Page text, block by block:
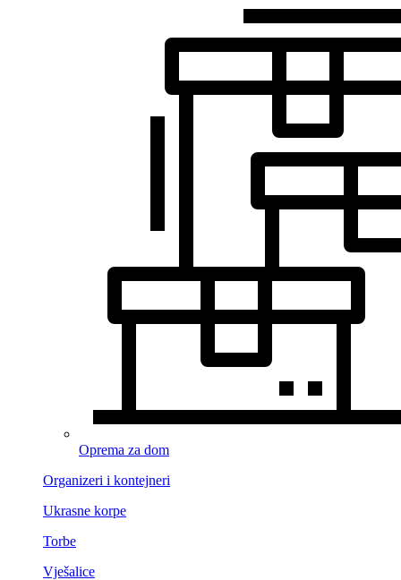
Oprema za dom
Organizeri i kontejneri
Ukrasne korpe
Torbe
Vješalice